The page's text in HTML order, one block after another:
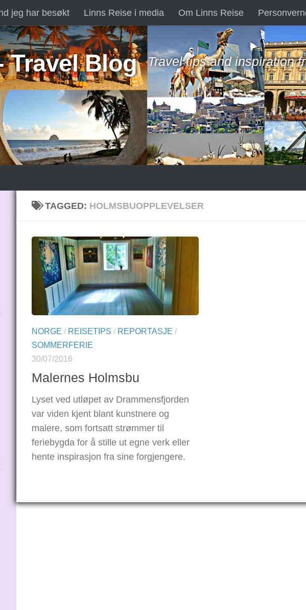
jeg har besøkt Linns Reise i media Om Linns Reise
Travel Blog Travel tips and inspiration
TAGGED: HOLMSBUOPPLEVELSER
NORGE / REISETIPS / REPORTASJE /
SOMMERFERIE
30/07/2016
Malernes Holmsbu
Lyset ved utløpet av Drammensfjorden
var viden kjent blant kunstnere og
malere, som fortsatt strømmer til
feriebygda for å stille ut egne verk eller
hente inspirasjon fra sine forgjengere.